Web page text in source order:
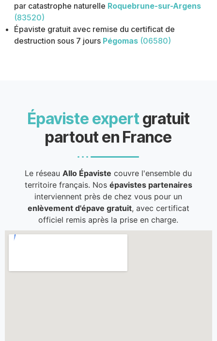
par catastrophe naturelle Roquebrune-sur-Argens
(83520)
Épaviste gratuit avec remise du certificat de
destruction sous 7 jours Pégomas (06580)
Épaviste expertgratuit
partout en France
Le réseauAllo Épaviste couvre l'ensemble du
territoire français. Nos épavistes partenaires
interviennent près de chez vous pour un
enlèvement d'épave gratuit, avec certificat
officiel remis après la prise en charge.